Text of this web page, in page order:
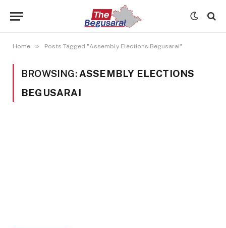
Home » Posts Tagged "Assembly Elections Begusarai"
BROWSING: ASSEMBLY ELECTIONS
BEGUSARAI